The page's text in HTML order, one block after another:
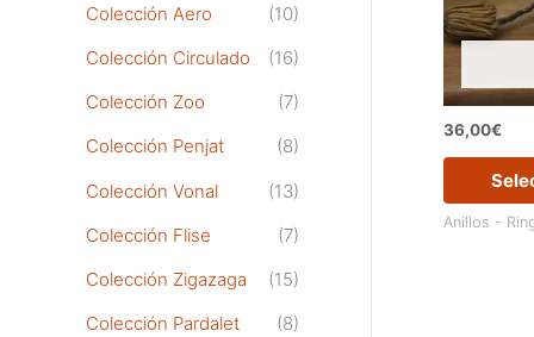
Colección Aero
(10)
Colección Circulado
(16)
Colección Zoo
(7)
Colección Penjat
(8)
Colección Vonal
(13)
Colección Flise
(7)
Colección Zigazaga
(15)
Colección Pardalet
(8)
36,00€
Anillos -